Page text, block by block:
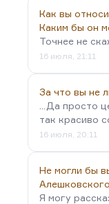
Как вы
Каким бы он
Точнее не
16 июля, 21:11
За что вы не
...Да просто
так красиво
16 июля, 20:11
Не могли бы
Я могу